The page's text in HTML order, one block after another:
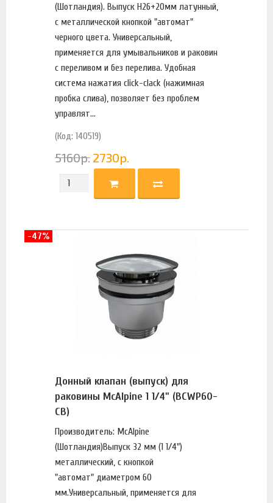
(Шотландия). Выпуск H26+20мм латунный,
с металлической кнопкой "автомат"
черного цвета. Универсальный,
применяется для умывальников и раковин
с переливом и без перелива. Удобная
система нажатия click-clack (нажимная
пробка слива), позволяет без проблем
управлят...
(Код: 140519)
5160р. 2730р.
Донный клапан (выпуск) для
раковины McAlpine 1 1/4" (BCWP60-
CB)
Производитель: McAlpine
(Шотландия)Выпуск 32 мм (1 1/4")
металлический, с кнопкой
"автомат" диаметром 60
мм.Универсальный, применяется для
-47%